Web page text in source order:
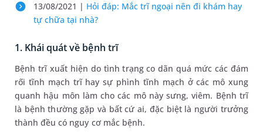
13/08/2021 | Hỏi đáp: Mắc trĩ ngoại nên đi khám hay
tự chữa tại nhà?
1. Khái quát về bệnh trĩ
Bệnh trĩ xuất hiện do tình trạng co dãn quá mức các đám
rối tĩnh mạch trĩ hay sự phình tĩnh mạch ở các mô xung
quanh hậu môn làm cho các mô này sưng, viêm. Bệnh trĩ
là bệnh thường gặp và bất cứ ai, đặc biệt là người trưởng
thành đều có nguy cơ mắc bệnh.